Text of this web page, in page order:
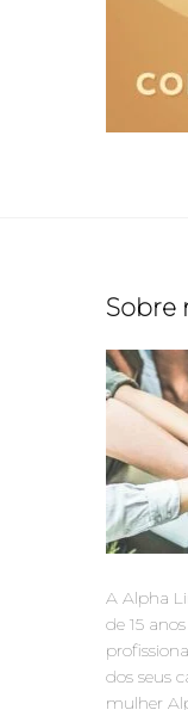
Sobre
A Alpha
de 15
dos seus
mulher